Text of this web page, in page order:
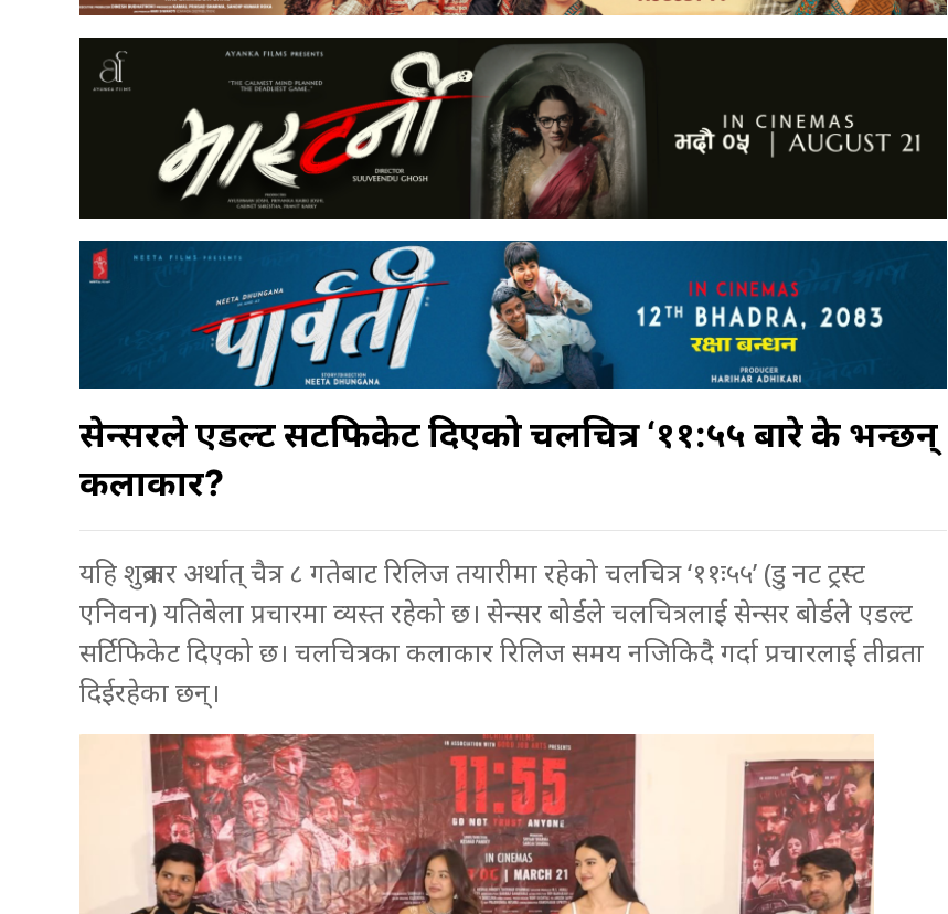
सेन्सरले एडल्ट सर्टिफिकेट दिएको चलचित्र ‘११:५५ बारे के भन्छन्
कलाकार?
यहि शुक्रबार अर्थात् चैत्र ८ गतेबाट रिलिज तयारीमा रहेको चलचित्र ‘११ः५५’ (डु नट ट्रस्ट
एनिवन) यतिबेला प्रचारमा व्यस्त रहेको छ। सेन्सर बोर्डले चलचित्रलाई सेन्सर बोर्डले एडल्ट
सर्टिफिकेट दिएको छ। चलचित्रका कलाकार रिलिज समय नजिकिदै गर्दा प्रचारलाई तीव्रता
दिईरहेका छन्।